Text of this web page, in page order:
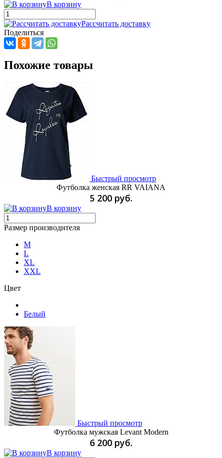
В корзину
Рассчитать доставку
Поделиться
Похожие товары
Быстрый просмотр
Футболка женская RR VAIANA
5 200 руб.
В корзину
Размер производителя
M
L
XL
XXL
Цвет
Белый
Быстрый просмотр
Футболка мужская Levant Modern
6 200 руб.
В корзину